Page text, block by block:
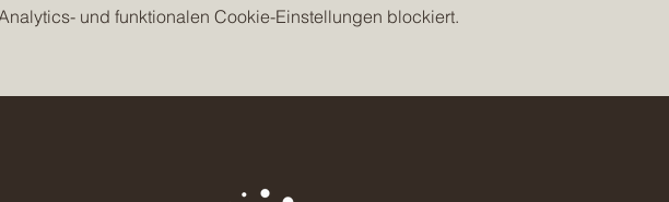
und funktionalen Cookie-Einstellungen blockiert.